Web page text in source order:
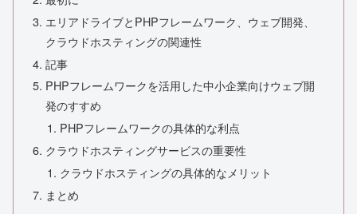
エリアドライブとPHPフレームワーク、ウェブ開発、
クラウドホスティングの関連性
記事
PHPフレームワークを活用した中小企業向けウェブ開
発のすすめ
PHPフレームワークの具体的な利点
クラウドホスティングサービスの重要性
クラウドホスティングの具体的なメリット
まとめ